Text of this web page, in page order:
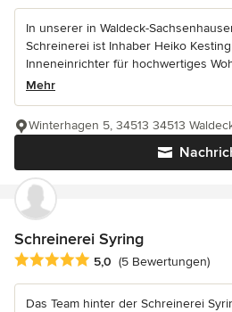
In unserer in Waldeck-
Schreinerei ist Inhaber Heiko
Inneneinrichter für hochwertiges
Mehr
Winterhagen 5, 34513 34513
Schreinerei Syring
Durchschnittliche Bewertung: 5
5,0 (5 Bewertungen)
Das Team hinter der Schreinerei